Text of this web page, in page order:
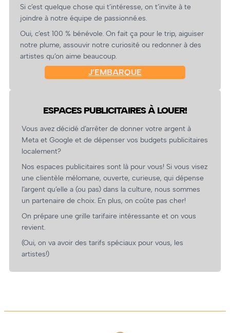
Si c’est quelque chose qui t’intéresse, on t’invite à te
joindre à notre équipe de passionné.es.
Oui, c’est 100 % bénévole. On fait ça pour le trip, aiguiser
notre plume, assouvir notre curiosité ou redonner à des
artistes qu’on aime beaucoup.
J’EMBARQUE
ESPACES PUBLICITAIRES À LOUER!
Vous avez décidé d’arrêter de donner votre argent à
Meta et Google et de dépenser vos budgets publicitaires
localement?
Nos espaces publicitaires sont là pour vous! Si vous visez
une clientèle mélomane, ouverte, curieuse, qui dépense
l’argent qu’elle a (ou pas) dans la culture, nous sommes
un partenaire de choix. En plus, on coûte pas cher!
On prépare une grille tarifaire intéressante et on vous
revient.
(Oui, on va avoir des tarifs spéciaux pour vous, les
artistes!)